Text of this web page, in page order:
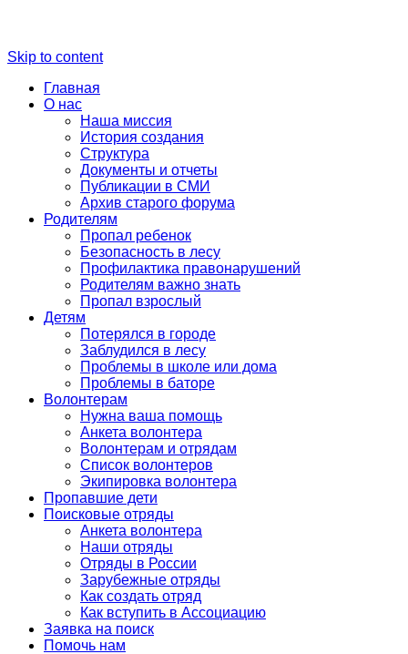
Skip to content
Главная
О нас
Наша миссия
История создания
Структура
Документы и отчеты
Публикации в СМИ
Архив старого форума
Родителям
Пропал ребенок
Безопасность в лесу
Профилактика правонарушений
Родителям важно знать
Пропал взрослый
Детям
Потерялся в городе
Заблудился в лесу
Проблемы в школе или дома
Проблемы в баторе
Волонтерам
Нужна ваша помощь
Анкета волонтера
Волонтерам и отрядам
Список волонтеров
Экипировка волонтера
Пропавшие дети
Поисковые отряды
Анкета волонтера
Наши отряды
Отряды в России
Зарубежные отряды
Как создать отряд
Как вступить в Ассоциацию
Заявка на поиск
Помочь нам